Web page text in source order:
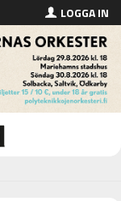
LOGGA IN